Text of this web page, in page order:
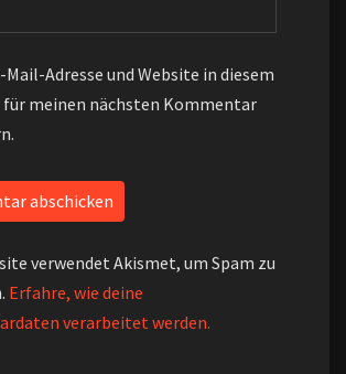
Mail-Adresse und Website in diesem
für meinen nächsten Kommentar
verwendet Akismet, um Spam zu
Erfahre, wie deine
verarbeitet werden.